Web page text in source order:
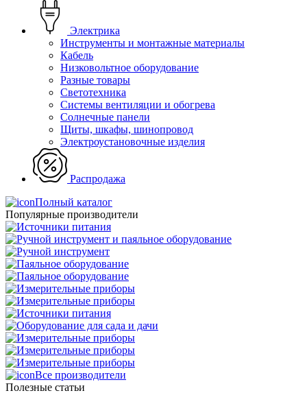
Электрика
Инструменты и монтажные материалы
Кабель
Низковольтное оборудование
Разные товары
Светотехника
Системы вентиляции и обогрева
Солнечные панели
Щиты, шкафы, шинопровод
Электроустановочные изделия
Распродажа
Полный каталог
Популярные производители
Все производители
Полезные статьи